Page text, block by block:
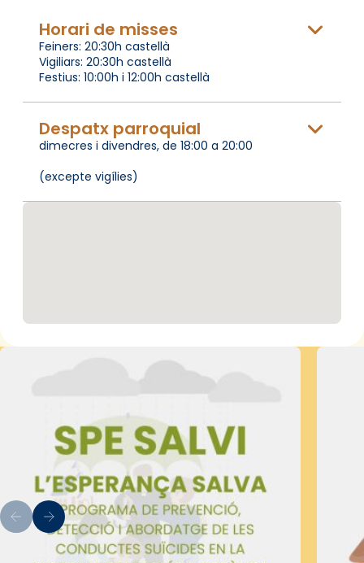
Horari de misses
Feiners: 20:30h castellà
Vigiliars: 20:30h castellà
Festius: 10:00h i 12:00h castellà
Despatx parroquial
dimecres i divendres, de 18:00 a 20:00
(excepte vigílies)